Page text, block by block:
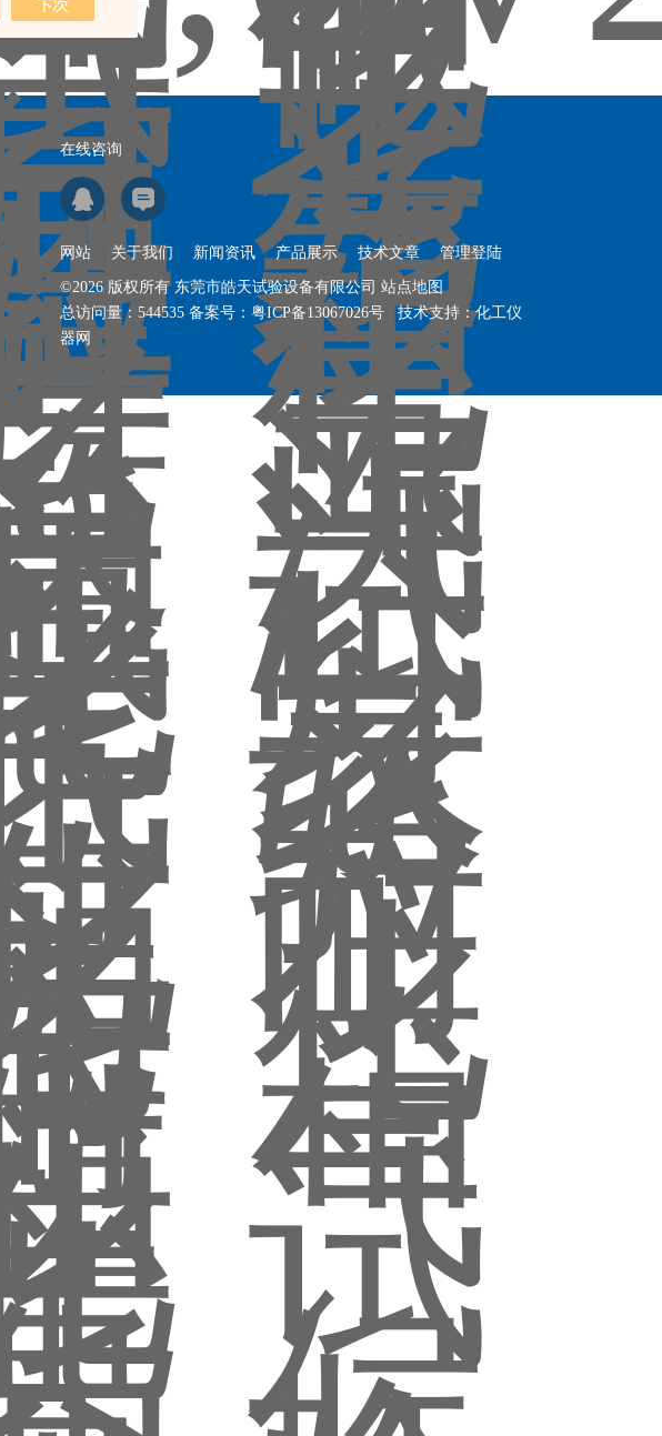
页
在线咨询
网站 关于我们 新闻资讯 产品展示 技术文章 管理登陆
©2026 版权所有 东莞市皓天试验设备有限公司 站点地图
总访问量： 544535 备案号：粤ICP备13067026号 技术支持：化工仪
器网